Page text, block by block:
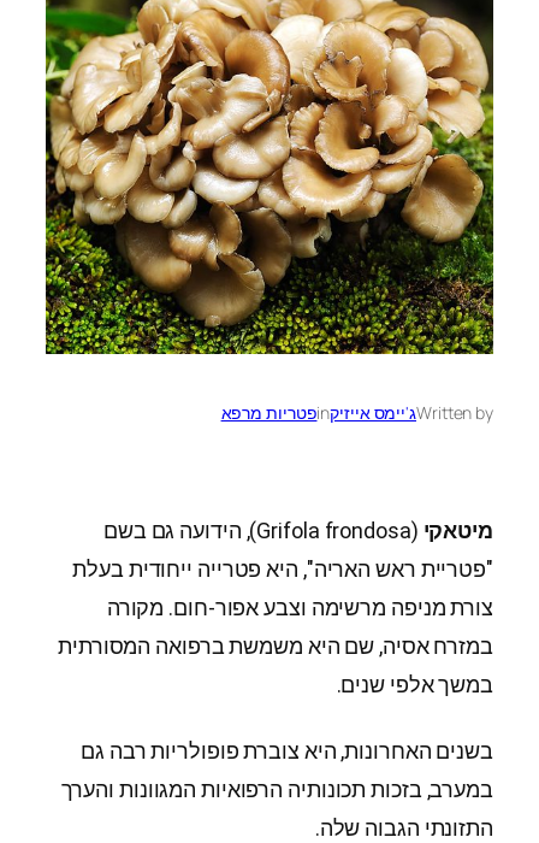
Written byג'יימס אייזיקinפטריות מרפא
מיטאקי
(Grifola frondosa), הידועה גם בשם
"פטריית ראש האריה", היא פטרייה ייחודית בעלת
צורת מניפה מרשימה וצבע אפור-חום. מקורה
במזרח אסיה, שם היא משמשת ברפואה המסורתית
במשך אלפי שנים.
בשנים האחרונות, היא צוברת פופולריות רבה גם
במערב, בזכות תכונותיה הרפואיות המגוונות והערך
התזונתי הגבוה שלה.